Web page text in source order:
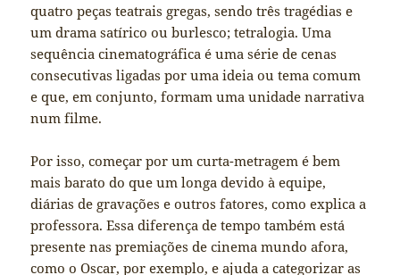
quatro peças teatrais gregas, sendo três tragédias e
um drama satírico ou burlesco; tetralogia. Uma
sequência cinematográfica é uma série de cenas
consecutivas ligadas por uma ideia ou tema comum
e que, em conjunto, formam uma unidade narrativa
num filme.
Por isso, começar por um curta-metragem é bem
mais barato do que um longa devido à equipe,
diárias de gravações e outros fatores, como explica a
professora. Essa diferença de tempo também está
presente nas premiações de cinema mundo afora,
como o Oscar, por exemplo, e ajuda a categorizar as